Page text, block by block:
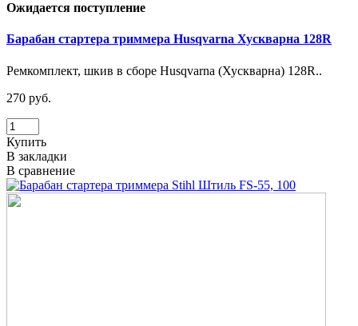
Ожидается поступление
Барабан стартера триммера Husqvarna Хускварна 128R
Ремкомплект, шкив в сборе Husqvarna (Хускварна) 128R..
270 руб.
Купить
В закладки
В сравнение